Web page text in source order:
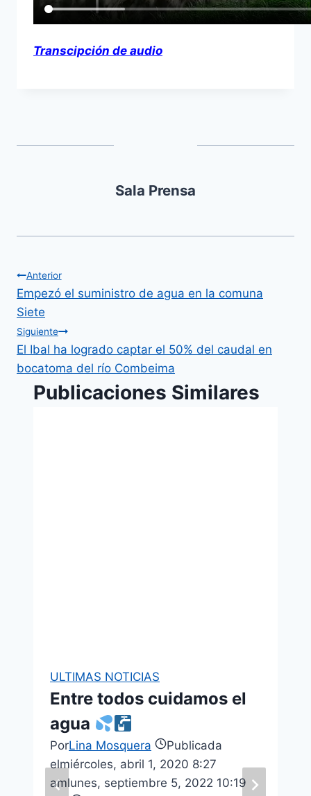
Transcipción de audio
Sala Prensa
Anterior
Empezó el suministro de agua en la comuna
Siete
Siguiente
El Ibal ha logrado captar el 50% del caudal en
bocatoma del río Combeima
Publicaciones Similares
ULTIMAS NOTICIAS
Entre todos cuidamos el
agua
PorLina Mosquera
Publicada
elmiércoles, abril 1, 2020 8:27
amlunes, septiembre 5, 2022 10:19